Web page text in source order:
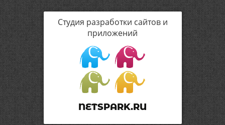
Студия разработки сайтов и
приложений
NETSPARK.RU